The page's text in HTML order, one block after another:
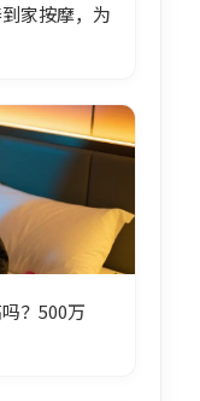
家按摩，为
？500万